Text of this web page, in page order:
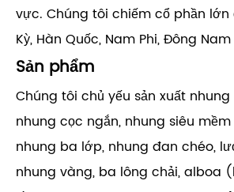
vực. Chúng tôi chiếm cổ phần lớn
Kỳ, Hàn Quốc, Nam Phi, Đông Nam
Sản phẩm
Chúng tôi chủ yếu sản xuất
nhung cọc ngắn, nhung siêu
nhung ba lớp, nhung đan chéo,
nhung vàng, ba lông chải, alboa